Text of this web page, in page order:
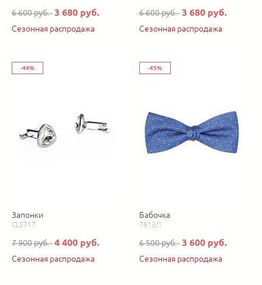
6 600 руб.3 680 руб.
Сезонная распродажа
6 600 руб. 3 680 руб.
Сезонная распродажа
-44%
Запонки
CL5717
7 900 руб.4 400 руб.
Сезонная распродажа
-45%
Бабочка
7613/1
6 500 руб. 3 600 руб.
Сезонная распродажа